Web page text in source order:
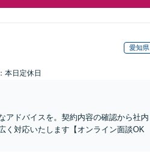
愛知県
本日定休日
アドバイスを。契約内容の確認から社内
く対応いたします【オンライン面談OK